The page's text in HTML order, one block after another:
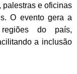
palestras e oficinas
O evento gera a
do país,
a inclusão